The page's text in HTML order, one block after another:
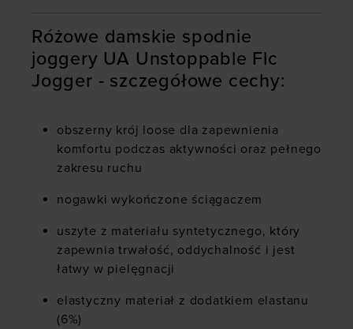
Różowe damskie spodnie
joggery UA Unstoppable Flc
Jogger - szczegółowe cechy:
obszerny krój loose dla zapewnienia
komfortu podczas aktywności oraz pełnego
zakresu ruchu
nogawki wykończone ściągaczem
uszyte z materiału syntetycznego, który
zapewnia trwałość, oddychalność i jest
łatwy w pielęgnacji
elastyczny materiał z dodatkiem elastanu
(6%)